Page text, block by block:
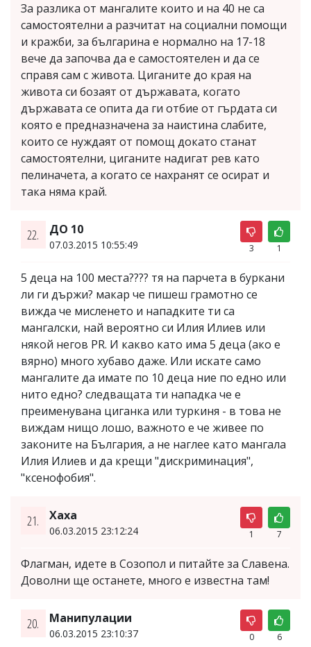
За разлика от мангалите които и на 40 не са
самостоятелни а разчитат на социални помощи
и кражби, за българина е нормално на 17-18
вече да започва да е самостоятелен и да се
справя сам с живота. Циганите до края на
живота си бозаят от държавата, когато
държавата се опита да ги отбие от гърдата си
която е предназначена за наистина слабите,
които се нуждаят от помощ докато станат
самостоятелни, циганите надигат рев като
пелиначета, а когато се нахранят се осират и
така няма край.
22. ДО 10
07.03.2015 10:55:49 3 1
5 деца на 100 места???? тя на парчета в буркани
ли ги държи? макар че пишеш грамотно се
вижда че мисленето и нападките ти са
мангалски, най вероятно си Илия Илиев или
някой негов PR. И какво като има 5 деца (ако е
вярно) много хубаво даже. Или искате само
мангалите да имате по 10 деца ние по едно или
нито едно? следващата ти нападка че е
преименувана циганка или туркиня - в това не
виждам нищо лошо, важното е че живее по
законите на България, а не наглее като мангала
Илия Илиев и да крещи "дискриминация",
"ксенофобия".
21. Хаха
06.03.2015 23:12:24 1 7
Флагман, идете в Созопол и питайте за Славена.
Доволни ще останете, много е известна там!
20. Манипулации
06.03.2015 23:10:37 0 6